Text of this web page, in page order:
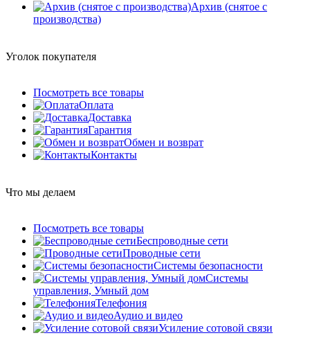
Архив (снятое с
производства)
Уголок покупателя
Посмотреть все товары
Оплата
Доставка
Гарантия
Обмен и возврат
Контакты
Что мы делаем
Посмотреть все товары
Беспроводные сети
Проводные сети
Системы безопасности
Системы
управления, Умный дом
Телефония
Аудио и видео
Усиление сотовой связи